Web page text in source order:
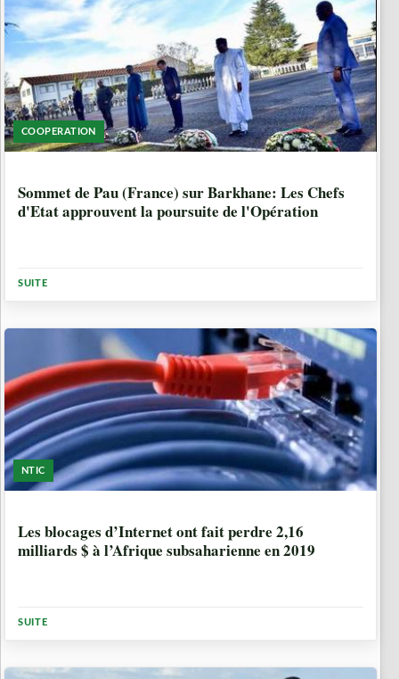
COOPERATION
Sommet de Pau (France) sur Barkhane: Les Chefs
d'Etat approuvent la poursuite de l'Opération
SUITE
NTIC
Les blocages d’Internet ont fait perdre 2,16
milliards $ à l’Afrique subsaharienne en 2019
SUITE